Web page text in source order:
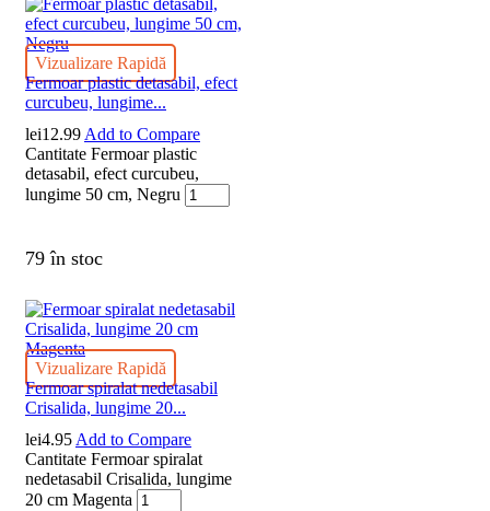
Vizualizare Rapidă
Fermoar plastic detasabil, efect
curcubeu, lungime...
lei12.99 Add to Compare
Cantitate Fermoar plastic
detasabil, efect curcubeu,
lungime 50 cm, Negru
79 în stoc
Vizualizare Rapidă
Fermoar spiralat nedetasabil
Crisalida, lungime 20...
lei4.95 Add to Compare
Cantitate Fermoar spiralat
nedetasabil Crisalida, lungime
20 cm Magenta